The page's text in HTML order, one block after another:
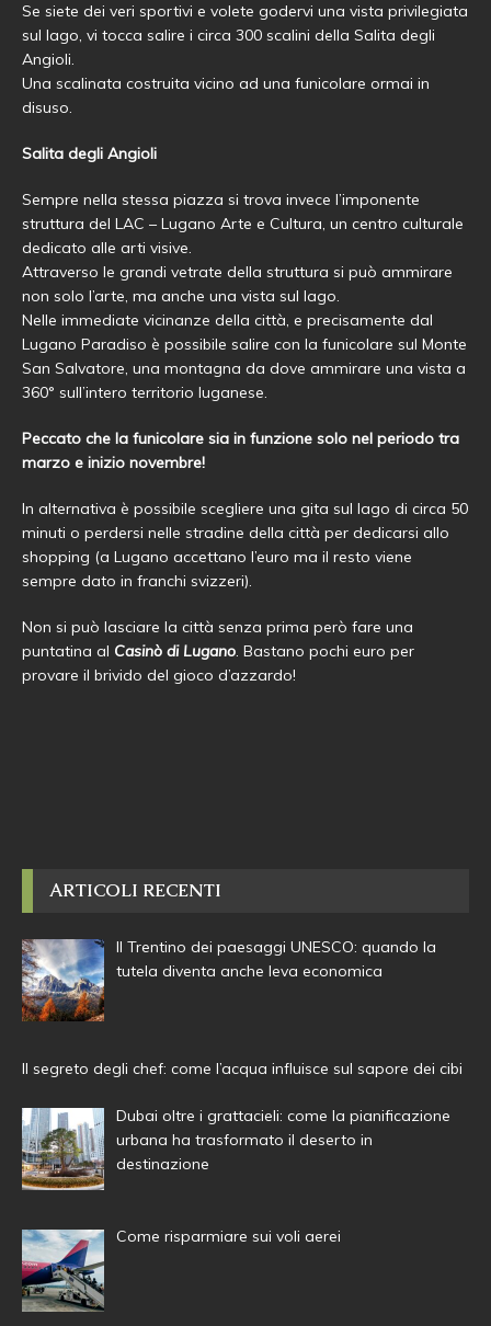
Se siete dei veri sportivi e volete godervi una vista privilegiata
sul lago, vi tocca salire i circa 300 scalini della Salita degli
Angioli.
Una scalinata costruita vicino ad una funicolare ormai in
disuso.
Salita degli Angioli
Sempre nella stessa piazza si trova invece l’imponente
struttura del LAC – Lugano Arte e Cultura, un centro culturale
dedicato alle arti visive.
Attraverso le grandi vetrate della struttura si può ammirare
non solo l’arte, ma anche una vista sul lago.
Nelle immediate vicinanze della città, e precisamente dal
Lugano Paradiso è possibile salire con la funicolare sul Monte
San Salvatore, una montagna da dove ammirare una vista a
360° sull’intero territorio luganese.
Peccato che la funicolare sia in funzione solo nel periodo tra
marzo e inizio novembre!
In alternativa è possibile scegliere una gita sul lago di circa 50
minuti o perdersi nelle stradine della città per dedicarsi allo
shopping (a Lugano accettano l’euro ma il resto viene
sempre dato in franchi svizzeri).
Non si può lasciare la città senza prima però fare una
puntatina al Casinò di Lugano. Bastano pochi euro per
provare il brivido del gioco d’azzardo!
ARTICOLI RECENTI
Il Trentino dei paesaggi UNESCO: quando la
tutela diventa anche leva economica
Il segreto degli chef: come l’acqua influisce sul sapore dei cibi
Dubai oltre i grattacieli: come la pianificazione
urbana ha trasformato il deserto in
destinazione
Come risparmiare sui voli aerei